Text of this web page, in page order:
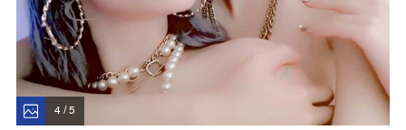
4 / 5